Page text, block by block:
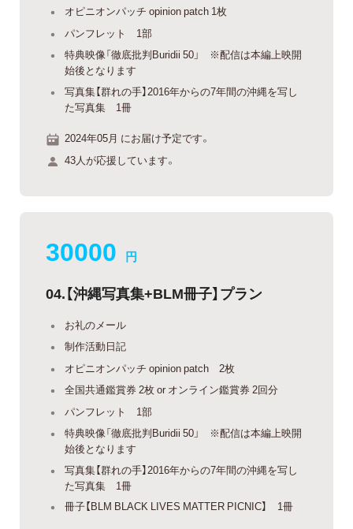
オピニオンパッチ opinion patch 1枚
パンフレット 1部
特典映像「徹底批判Buridii 50」 ※配信は本編上映開
始後となります
写真集【群れの手】2016年からの7年間の沖縄を写し
た写真集 1冊
2024年05月 にお届け予定です。
43人が応援しています。
30000 円
04.【沖縄写真集+BLM冊子】プラン
お礼のメール
制作活動日記
オピニオンパッチ opinion patch 2枚
全国共通鑑賞券 2枚 or オンライン鑑賞券 2回分
パンフレット 1部
特典映像「徹底批判Buridii 50」 ※配信は本編上映開
始後となります
写真集【群れの手】2016年からの7年間の沖縄を写し
た写真集 1冊
冊子【BLM BLACK LIVES MATTER PICNIC】 1冊